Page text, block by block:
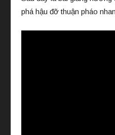
phá hậu đỡ thuận pháo